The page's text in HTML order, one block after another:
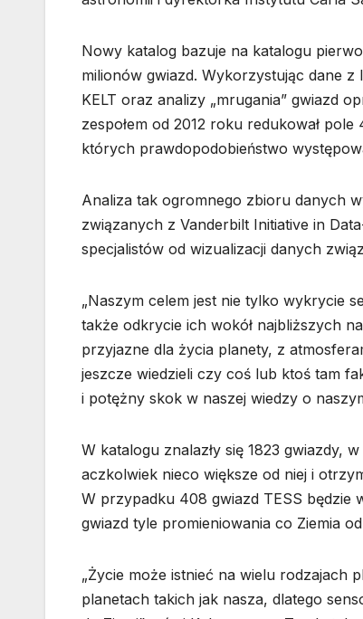
Nowy katalog bazuje na katalogu
milionów gwiazd. Wykorzystując dane
KELT oraz analizy „mrugania” gwiazd
zespołem od 2012 roku redukował
których prawdopodobieństwo
Analiza tak ogromnego zbioru danych
związanych z Vanderbilt Initiative in
specjalistów od wizualizacji danych
„Naszym celem jest nie tylko wykrycie
także odkrycie ich wokół najbliższych
przyjazne dla życia planety, z
jeszcze wiedzieli czy coś lub ktoś tam
i potężny skok w naszej wiedzy o
W katalogu znalazły się 1823 gwiazdy,
aczkolwiek nieco większe od niej i
W przypadku 408 gwiazd TESS będzie
gwiazd tyle promieniowania co Ziemia od
„Życie może istnieć na wielu rodzajach
planetach takich jak nasza, dlatego